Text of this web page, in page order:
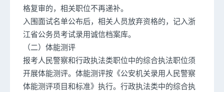
格复审的，相关职位不再递补。
入围面试名单公布后，相关人员放弃资格的，记入浙
江省公务员考试录用诚信档案库。
（二）体能测评
报考人民警察和行政执法类职位中的综合执法职位须
开展体能测评。体能测评按《公安机关录用人民警察
体能测评项目和标准》执行。行政执法类中的综合执